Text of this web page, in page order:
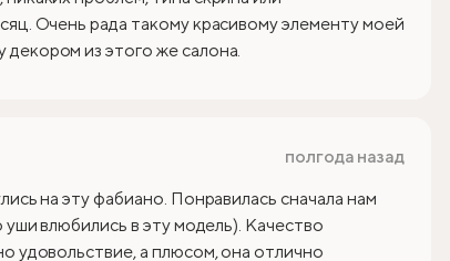
Очень рада такому красивому элементу моей
из этого же салона.
полгода назад
на эту фабиано. Понравилась сначала нам
влюбились в эту модель). Качество
удовольствие, а плюсом, она отлично